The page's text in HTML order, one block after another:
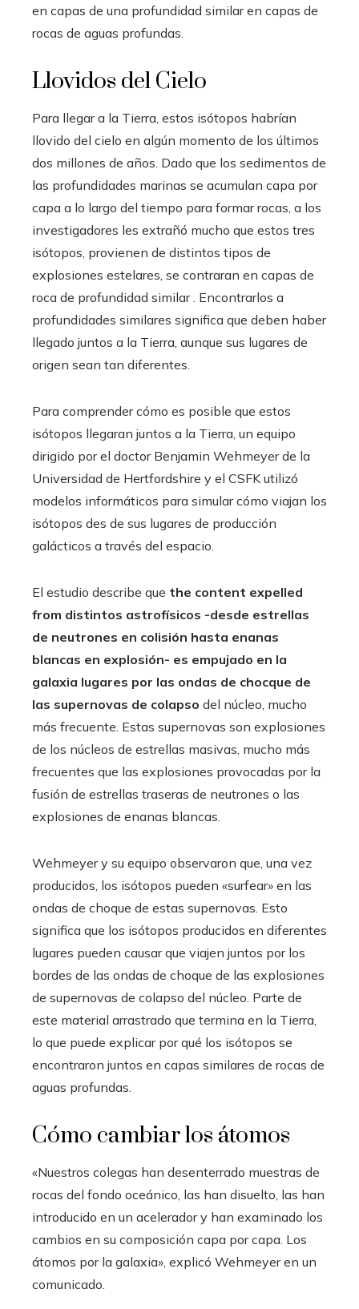
en capas de una profundidad similar en capas de
rocas de aguas profundas.
Llovidos del Cielo
Para llegar a la Tierra, estos isótopos habrían
llovido del cielo en algún momento de los últimos
dos millones de años. Dado que los sedimentos de
las profundidades marinas se acumulan capa por
capa a lo largo del tiempo para formar rocas, a los
investigadores les extrañó mucho que estos tres
isótopos, provienen de distintos tipos de
explosiones estelares, se contraran en capas de
roca de profundidad similar . Encontrarlos a
profundidades similares significa que deben haber
llegado juntos a la Tierra, aunque sus lugares de
origen sean tan diferentes.
Para comprender cómo es posible que estos
isótopos llegaran juntos a la Tierra, un equipo
dirigido por el doctor Benjamin Wehmeyer de la
Universidad de Hertfordshire y el CSFK utilizó
modelos informáticos para simular cómo viajan los
isótopos des de sus lugares de producción
galácticos a través del espacio.
El estudio describe que the content expelled
from distintos astrofísicos -desde estrellas
de neutrones en colisión hasta enanas
blancas en explosión- es empujado en la
galaxia lugares por las ondas de chocque de
las supernovas de colapso del núcleo, mucho
más frecuente. Estas supernovas son explosiones
de los núcleos de estrellas masivas, mucho más
frecuentes que las explosiones provocadas por la
fusión de estrellas traseras de neutrones o las
explosiones de enanas blancas.
Wehmeyer y su equipo observaron que, una vez
producidos, los isótopos pueden «surfear» en las
ondas de choque de estas supernovas. Esto
significa que los isótopos producidos en diferentes
lugares pueden causar que viajen juntos por los
bordes de las ondas de choque de las explosiones
de supernovas de colapso del núcleo. Parte de
este material arrastrado que termina en la Tierra,
lo que puede explicar por qué los isótopos se
encontraron juntos en capas similares de rocas de
aguas profundas.
Cómo cambiar los átomos
«Nuestros colegas han desenterrado muestras de
rocas del fondo oceánico, las han disuelto, las han
introducido en un acelerador y han examinado los
cambios en su composición capa por capa. Los
átomos por la galaxia», explicó Wehmeyer en un
comunicado.